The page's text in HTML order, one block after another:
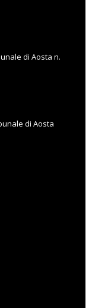
di Aosta n.
di Aosta